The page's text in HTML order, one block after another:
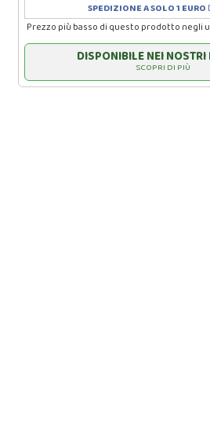
SPEDIZIONE A SOLO 1 EURO
Prezzo più basso di questo prodotto negli
DISPONIBILE NEI
SCOPRI DI PIÙ